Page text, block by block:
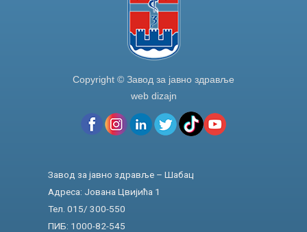
Copyright © Завод за јавно здравље
web dizajn
Завод за јавно здравље – Шабац
Адреса: Јована Цвијића 1
Тел. 015/ 300-550
ПИБ: 1000-82-545